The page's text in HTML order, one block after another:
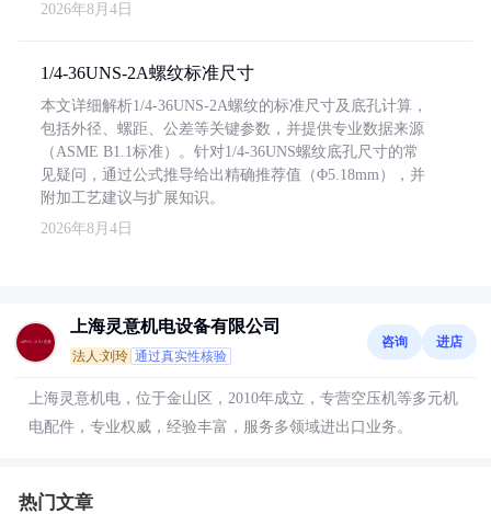
2026年8月4日
1/4-36UNS-2A螺纹标准尺寸
本文详细解析1/4-36UNS-2A螺纹的标准尺寸及底孔计算，
包括外径、螺距、公差等关键参数，并提供专业数据来源
（ASME B1.1标准）。针对1/4-36UNS螺纹底孔尺寸的常
见疑问，通过公式推导给出精确推荐值（Φ5.18mm），并
附加工艺建议与扩展知识。
2026年8月4日
上海灵意机电设备有限公司
法人:刘玲 通过真实性核验
咨询 进店
上海灵意机电，位于金山区，2010年成立，专营空压机等多元机
电配件，专业权威，经验丰富，服务多领域进出口业务。
热门文章